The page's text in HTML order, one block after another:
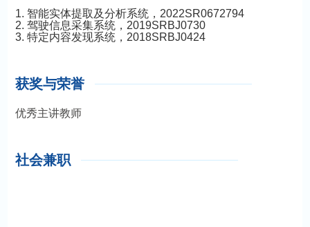
1. 智能实体提取及分析系统，2022SR0672794
2. 驾驶信息采集系统，2019SRBJ0730
3. 特定内容发现系统，2018SRBJ0424
获奖与荣誉
优秀主讲教师
社会兼职